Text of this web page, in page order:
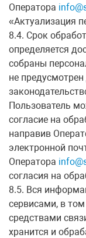
Оператора
«Актуализация
8.4. Срок
определяется
собраны
не
Пользователь
согласие на
направив
электронной
Оператора
согласия на
8.5. Вся
сервисами, в
средствами
хранится и